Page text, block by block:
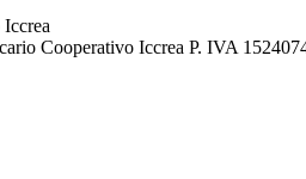
Cooperativo Iccrea P. IVA